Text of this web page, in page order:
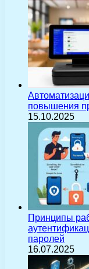
повышения
15.10.2025
Принципы
паролей
16.07.2025